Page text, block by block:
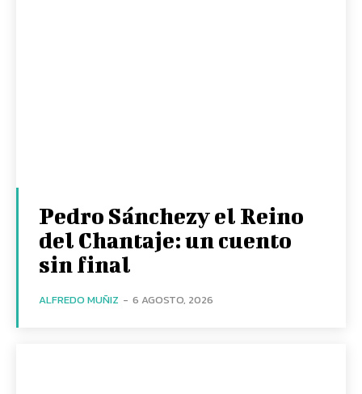
Pedro Sánchezy el Reino
del Chantaje: un cuento
sin final
ALFREDO MUÑIZ - 6 AGOSTO, 2026